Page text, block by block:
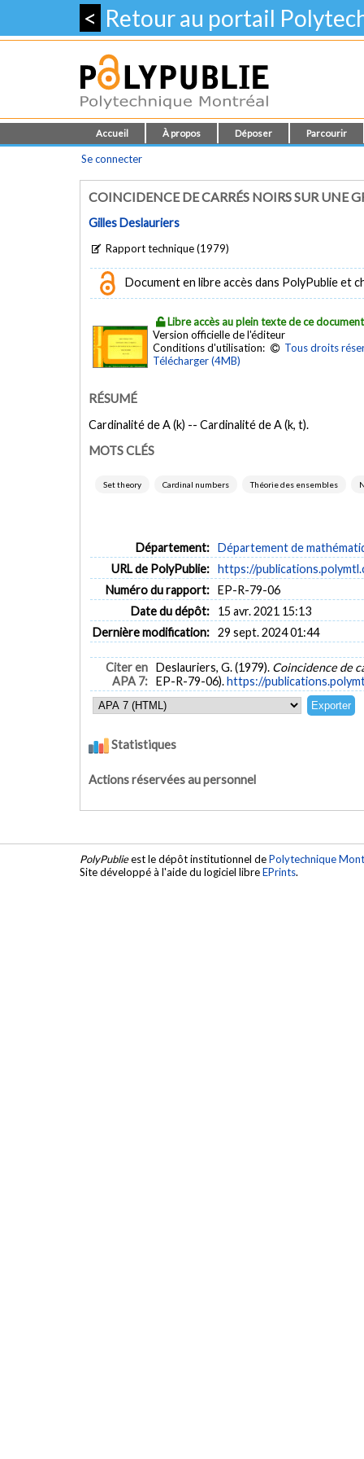
< Retour au portail
Accueil À propos Déposer Parcourir
Se connecter
COINCIDENCE DE CARRÉS NOIRS SUR UNE
Gilles Deslauriers
Rapport technique (1979)
Document en libre accès dans PolyPublie et
Libre accès au plein texte de ce document
Version officielle de l'éditeur
Conditions d'utilisation:
Tous droits
Télécharger (4MB)
RÉSUMÉ
Cardinalité de A (k) -- Cardinalité de A (k, t).
MOTS CLÉS
Set theory Cardinal numbers Théorie des ensembles
Département: Département de
URL de PolyPublie: https://
Numéro du rapport: EP-R-79-06
Date du dépôt:
15 avr. 2021 15:13
Dernière modification: 29 sept. 2024 01:44
Citer en
APA 7:
Deslauriers, G. (1979). Coincidence de
EP-R-79-06).https://
Statistiques
Actions réservées au personnel
PolyPublieest le dépôt institutionnel dePolytechnique
Site développé à l'aide du logiciel libreEPrints.